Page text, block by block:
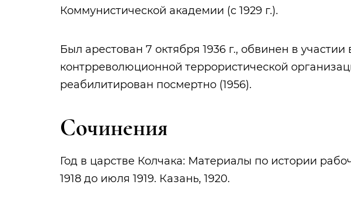
Коммунистической академии (с 1929 г.).
Был арестован 7 октября 1936 г., обвинен в участии
контрреволюционной террористической
реабилитирован посмертно (1956).
Сочинения
Год в царстве Колчака: Материалы по истории
1918 до июля 1919. Казань, 1920.